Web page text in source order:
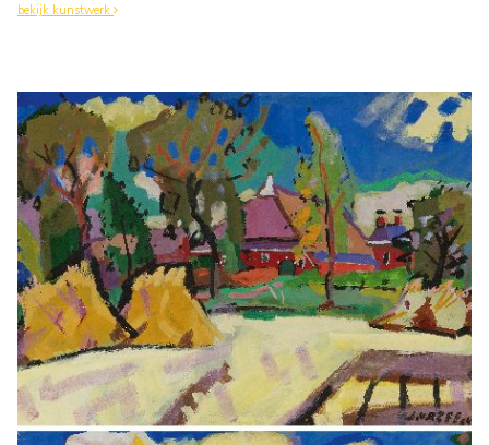
bekijk kunstwerk